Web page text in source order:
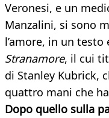
Veronesi, e un
Manzalini, si sono
l’amore, in un testo
Stranamore, il cui
di Stanley Kubrick,
quattro mani che
Dopo quello sulla